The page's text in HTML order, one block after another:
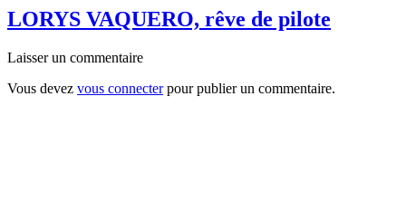
LORYS VAQUERO, rêve de pilote
Laisser un commentaire
Vous devez vous connecterpour publier un commentaire.